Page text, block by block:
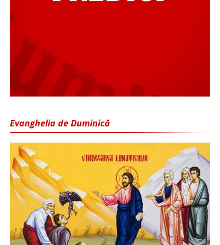
Evanghelia de Duminică